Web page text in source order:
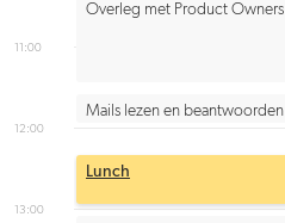
11:00
12:00
13:00
Overleg met Product Owners
Mails lezen en beantwoorden
Lunch